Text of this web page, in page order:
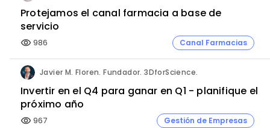
Protejamos el canal farmacia a base de
servicio
visibility 986 Canal Farmacias
Javier M. Floren. Fundador. 3DforScience.
Invertir en el Q4 para ganar en Q1 - planifique el
próximo año
visibility 967 Gestión de Empresas